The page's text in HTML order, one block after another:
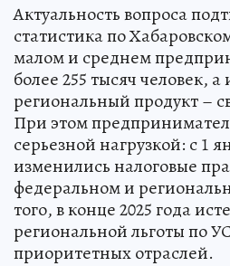
Актуальность вопроса
статистика по
малом и среднем
более 255 тысяч человек, а
региональный продукт –
При этом
серьезной нагрузкой: с 1
изменились налоговые
федеральном и
того, в конце 2025 года
региональной льготы по
приоритетных отраслей.